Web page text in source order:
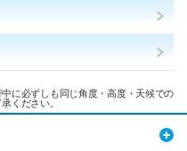
に必ずしも同じ角度・高度・天候での
ください。